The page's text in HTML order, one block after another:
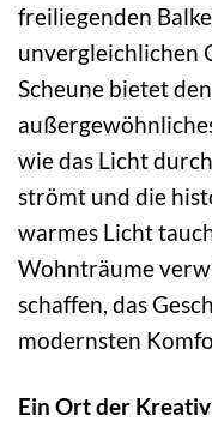
freiliegenden
unvergleichlichen
Scheune bietet
wie das Licht
strömt und die
warmes Licht
Wohnträume
schaffen, das
modernsten
Ein Ort der